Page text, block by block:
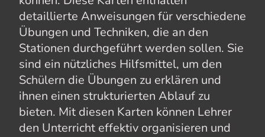
detaillierte Anweisungen für verschiedene
Übungen und Techniken, die an den
Stationen durchgeführt werden sollen. Sie
sind ein nützliches Hilfsmittel, um den
Schülern die Übungen zu erklären und
ihnen einen strukturierten Ablauf zu
bieten. Mit diesen Karten können Lehrer
den Unterricht effektiv organisieren und